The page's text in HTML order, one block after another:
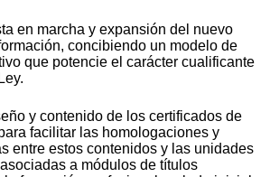
en marcha y expansión del nuevo
concibiendo un modelo de
que potencie el carácter cualificante
y contenido de los certificados de
facilitar las homologaciones y
entre estos contenidos y las unidades
a módulos de títulos